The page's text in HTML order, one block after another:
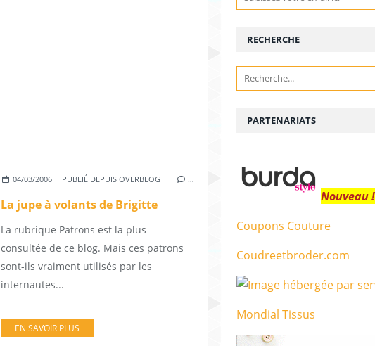
04/03/2006 PUBLIÉ DEPUIS OVERBLOG …
La jupe à volants de Brigitte
La rubrique Patrons est la plus
consultée de ce blog. Mais ces patrons
sont-ils vraiment utilisés par les
internautes...
EN SAVOIR PLUS
RECHERCHE
PARTENARIATS
Nouveau !
Coupons Couture
Coudreetbroder.com
Mondial Tissus